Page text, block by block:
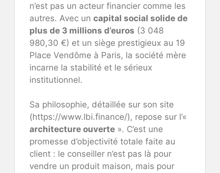
n’est pas un acteur financier comme les
autres. Avec un capital social solide de
plus de 3 millions d’euros (3 048
980,30 €) et un siège prestigieux au 19
Place Vendôme à Paris, la société mère
incarne la stabilité et le sérieux
institutionnel.
Sa philosophie, détaillée sur son site
(https://www.lbi.finance/), repose sur l’«
architecture ouverte ». C’est une
promesse d’objectivité totale faite au
client : le conseiller n’est pas là pour
vendre un produit maison, mais pour